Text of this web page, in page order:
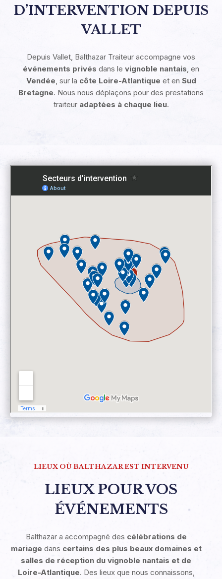
D’INTERVENTION DEPUIS
VALLET
Depuis Vallet, Balthazar Traiteur accompagne vos
événements privés dans le vignoble nantais, en
Vendée, sur la côte Loire-Atlantique et en Sud
Bretagne. Nous nous déplaçons pour des prestations
traiteur adaptées à chaque lieu.
LIEUX OÙ BALTHAZAR EST INTERVENU
LIEUX POUR VOS
ÉVÉNEMENTS
Balthazar a accompagné des célébrations de
mariage dans certains des plus beaux domaines et
salles de réception du vignoble nantais et de
Loire-Atlantique. Des lieux que nous connaissons,